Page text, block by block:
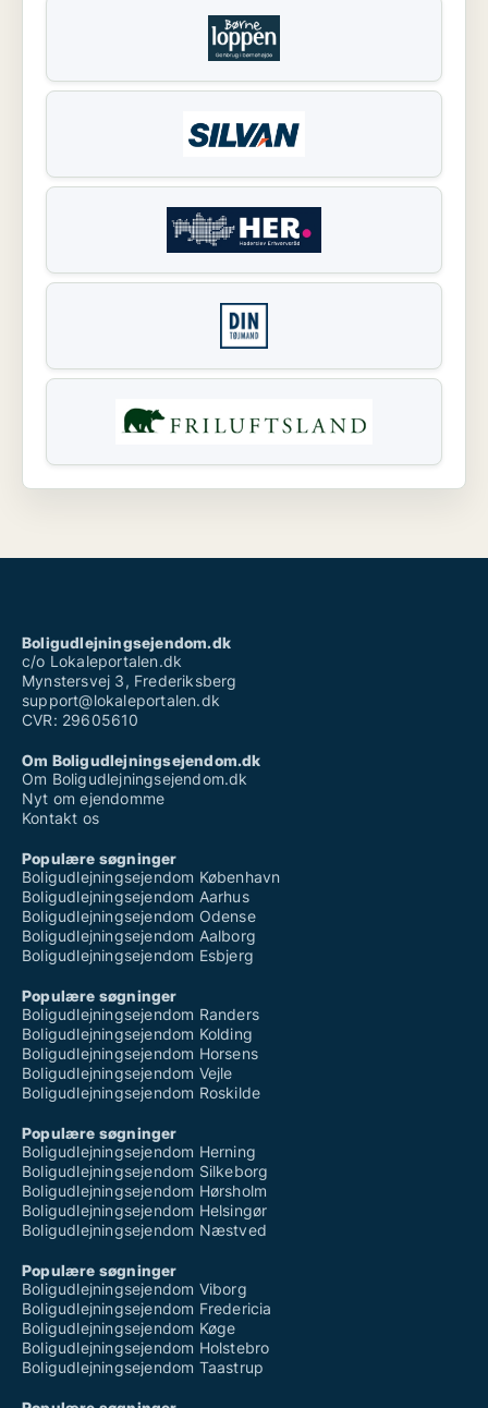
Boligudlejningsejendom.dk
c/o Lokaleportalen.dk
Mynstersvej 3, Frederiksberg
support@lokaleportalen.dk
CVR: 29605610
Om Boligudlejningsejendom.dk
Om Boligudlejningsejendom.dk
Nyt om ejendomme
Kontakt os
Populære søgninger
Boligudlejningsejendom København
Boligudlejningsejendom Aarhus
Boligudlejningsejendom Odense
Boligudlejningsejendom Aalborg
Boligudlejningsejendom Esbjerg
Populære søgninger
Boligudlejningsejendom Randers
Boligudlejningsejendom Kolding
Boligudlejningsejendom Horsens
Boligudlejningsejendom Vejle
Boligudlejningsejendom Roskilde
Populære søgninger
Boligudlejningsejendom Herning
Boligudlejningsejendom Silkeborg
Boligudlejningsejendom Hørsholm
Boligudlejningsejendom Helsingør
Boligudlejningsejendom Næstved
Populære søgninger
Boligudlejningsejendom Viborg
Boligudlejningsejendom Fredericia
Boligudlejningsejendom Køge
Boligudlejningsejendom Holstebro
Boligudlejningsejendom Taastrup